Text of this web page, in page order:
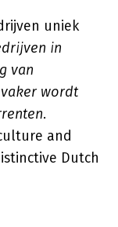
uniek
in
van
wordt
.
and
Dutch